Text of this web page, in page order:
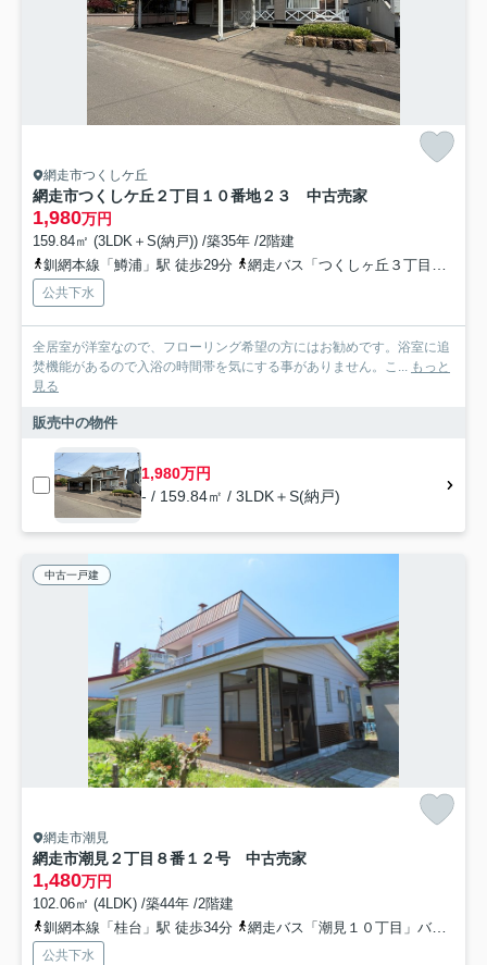
網走市つくしケ丘
網走市つくしケ丘２丁目１０番地２３ 中古売家
1,980万円
159.84㎡ (3LDK＋S(納戸)) /築35年 /2階建
釧網本線「鱒浦」駅 徒歩29分
網走バス「つくしヶ丘３丁目」バス停下車 徒歩3分
公共下水
全居室が洋室なので、フローリング希望の方にはお勧めです。浴室に追
焚機能があるので入浴の時間帯を気にする事がありません。こ... もっと
見る
販売中の物件
1,980万円
- / 159.84㎡ / 3LDK＋S(納戸)
中古一戸建
網走市潮見
網走市潮見２丁目８番１２号 中古売家
1,480万円
102.06㎡ (4LDK) /築44年 /2階建
釧網本線「桂台」駅 徒歩34分
網走バス「潮見１０丁目」バス停下車 徒歩1分
公共下水